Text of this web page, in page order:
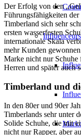
Influenceurs
Der Erfolg von den
Führungsfähigkeiten
Timberland sich sehr
ersten wasserfesten
internationale Skala
mehr Kunden
Marke nicht nur
Herren und später auch
Timberland und
In den 80er und 90er
Timberlands sehr unter
Solide Schuhe, die mit
nicht nur Rapper, aber